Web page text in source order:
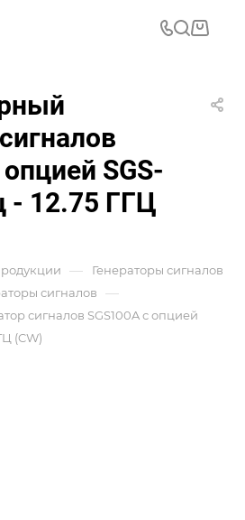
SGS-
- 12.75 ГГЦ
— Генераторы сигналов
сигналов —
сигналов SGS100A с опцией
(CW)